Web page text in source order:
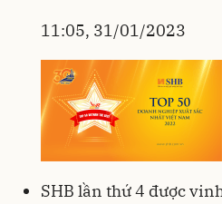
11:05, 31/01/2023
SHB lần thứ 4 được